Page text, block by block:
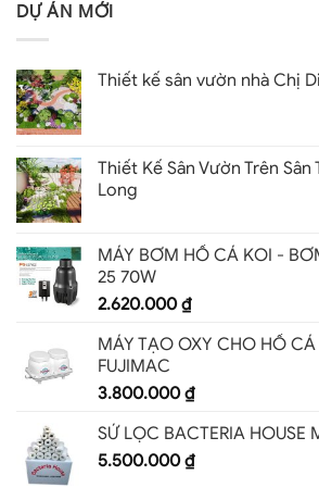
DỰ ÁN MỚI
Thiết kế sân vườn nhà Chị
Thiết Kế Sân Vườn Trên
Long
MÁY BƠM HỒ CÁ KOI -
25 70W
2.620.000₫
MÁY TẠO OXY CHO HỒ CÁ
FUJIMAC
3.800.000₫
SỨ LỌC BACTERIA HOUSE
5.500.000₫